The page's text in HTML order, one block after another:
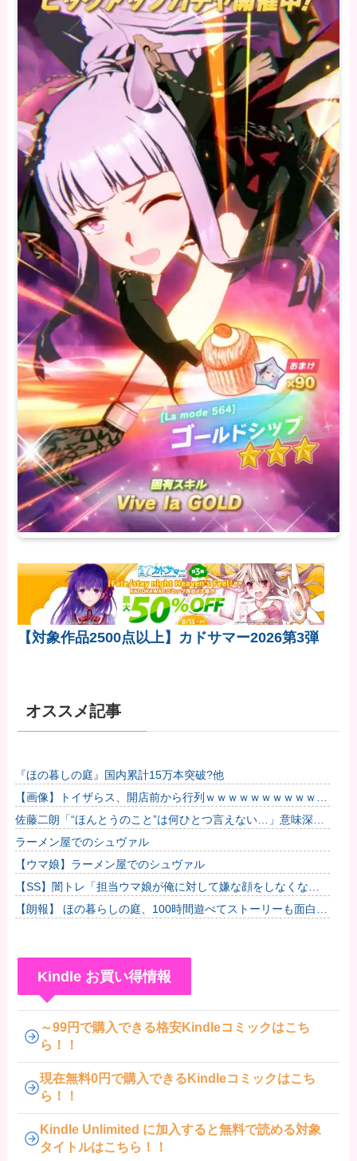
【対象作品2500点以上】カドサマー2026第3弾
オススメ記事
『ほの暮しの庭』国内累計15万本突破?他
【画像】トイザらス、開店前から行列ｗｗｗｗｗｗｗｗｗｗｗ
ｗｗｗｗｗ他
佐藤二朗「“ほんとうのこと”は何ひとつ言えない…」意味深投
稿に憶測殺到
ラーメン屋でのシュヴァル
【ウマ娘】ラーメン屋でのシュヴァル
【SS】闇トレ「担当ウマ娘が俺に対して嫌な顔をしなくなっ
たので、言葉責めをすることで身の毛がよだつ思いをしてもら
うことに...
【朗報】 ほの暮らしの庭、100時間遊べてストーリーも面白い
Kindle お買い得情報
～99円で購入できる格安Kindleコミックはこち
ら！！
現在無料0円で購入できるKindleコミックはこち
ら！！
Kindle Unlimited に加入すると無料で読める対象
タイトルはこちら！！